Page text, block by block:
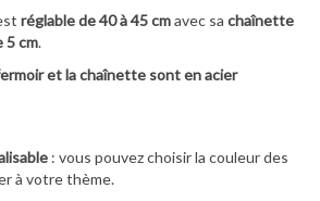
réglable de 40 à 45 cmavec sa chaînette
5 cm.
et la chaînette sont en acier
: vous pouvez choisir la couleur des
à votre thème.